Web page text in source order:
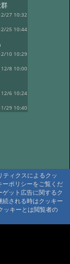
27 10:32
25 10:44
10 10:29
12/8 10:00
12/6 10:24
29 10:40
11/6 10:28
11/5 12:36
11/3 10:13
ィクスによるクッ
ーポリシーをご覧くだ
ット広告に関するク
される時はクッキー
ッキーとは閲覧者の